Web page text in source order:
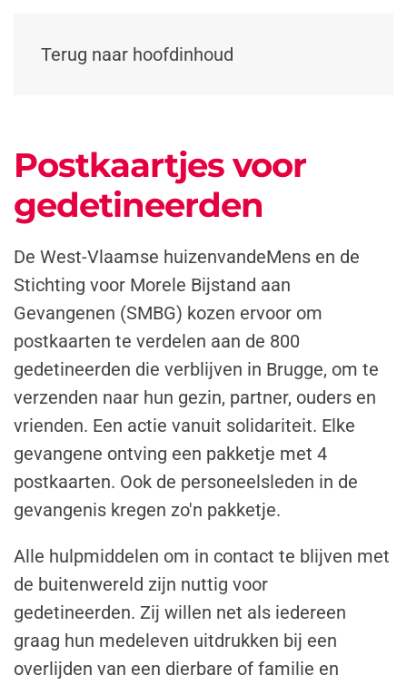
Terug naar hoofdinhoud
Postkaartjes voor
gedetineerden
De West-Vlaamse huizenvandeMens en de
Stichting voor Morele Bijstand aan
Gevangenen (SMBG) kozen ervoor om
postkaarten te verdelen aan de 800
gedetineerden die verblijven in Brugge, om te
verzenden naar hun gezin, partner, ouders en
vrienden. Een actie vanuit solidariteit. Elke
gevangene ontving een pakketje met 4
postkaarten. Ook de personeelsleden in de
gevangenis kregen zo'n pakketje.
Alle hulpmiddelen om in contact te blijven met
de buitenwereld zijn nuttig voor
gedetineerden. Zij willen net als iedereen
graag hun medeleven uitdrukken bij een
overlijden van een dierbare of familie en